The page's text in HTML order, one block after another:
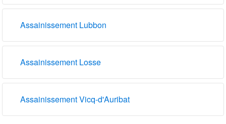
Assainissement Lubbon
Assainissement Losse
Assainissement Vicq-d'Auribat